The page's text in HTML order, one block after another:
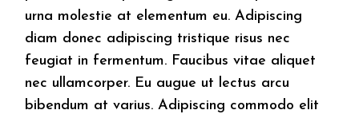
urna molestie at elementum eu. Adipiscing
diam donec adipiscing tristique risus nec
feugiat in fermentum. Faucibus vitae aliquet
nec ullamcorper. Eu augue ut lectus arcu
bibendum at varius. Adipiscing commodo elit